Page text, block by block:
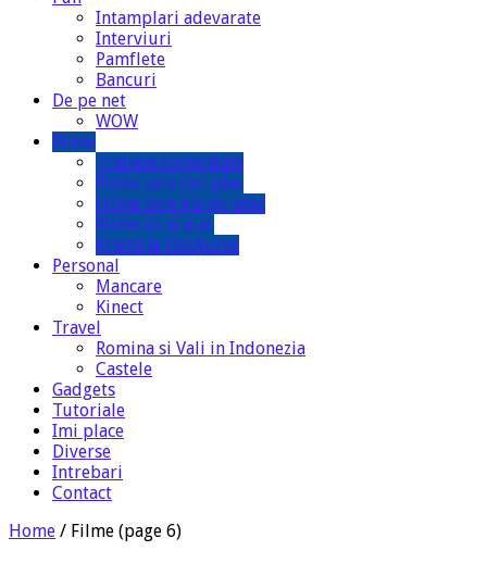
Intamplari adevarate
Interviuri
Pamflete
Bancuri
De pe net
WOW
Filme
Trailere comentate
Filme care imi plac
Filme care nu-mi plac
Filme ok si atat
Premiile OscAuras
Personal
Mancare
Kinect
Travel
Romina si Vali in Indonezia
Castele
Gadgets
Tutoriale
Imi place
Diverse
Intrebari
Contact
Home / Filme (page 6)